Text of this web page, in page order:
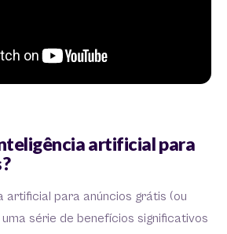
artificial para
artificial para anúncios grátis (ou
série de benefícios significativos